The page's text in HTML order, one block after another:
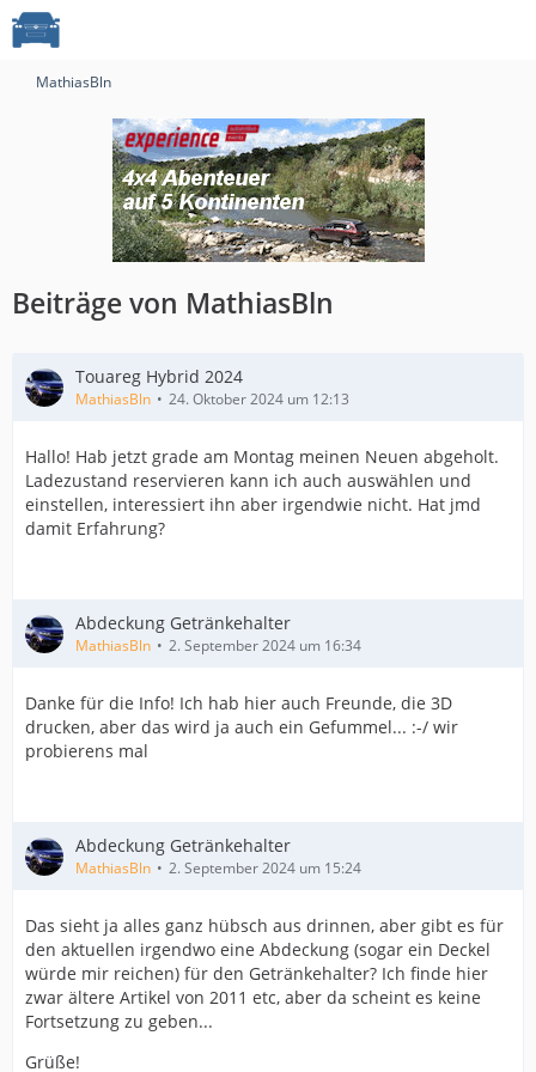
MathiasBln
Beiträge von MathiasBln
Touareg Hybrid 2024
MathiasBln 24. Oktober 2024 um 12:13
Hallo! Hab jetzt grade am Montag meinen Neuen abgeholt.
Ladezustand reservieren kann ich auch auswählen und
einstellen, interessiert ihn aber irgendwie nicht. Hat jmd
damit Erfahrung?
Abdeckung Getränkehalter
MathiasBln 2. September 2024 um 16:34
Danke für die Info! Ich hab hier auch Freunde, die 3D
drucken, aber das wird ja auch ein Gefummel... :-/ wir
probierens mal
Abdeckung Getränkehalter
MathiasBln 2. September 2024 um 15:24
Das sieht ja alles ganz hübsch aus drinnen, aber gibt es für
den aktuellen irgendwo eine Abdeckung (sogar ein Deckel
würde mir reichen) für den Getränkehalter? Ich finde hier
zwar ältere Artikel von 2011 etc, aber da scheint es keine
Fortsetzung zu geben...
Grüße!